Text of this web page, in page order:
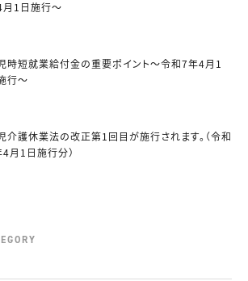
月1日施行～
時短就業給付金の重要ポイント～令和7年4月1
行～
介護休業法の改正第1回目が施行されます。（令和
月1日施行分）